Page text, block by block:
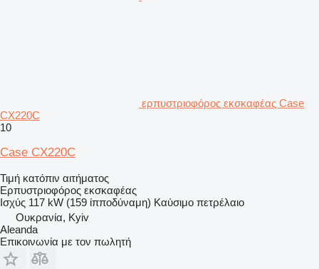
ερπυστριοφόρος εκσκαφέας Case
CX220C
10
Case CX220C
Τιμή κατόπιν αιτήματος
Ερπυστριοφόρος εκσκαφέας
Ισχύς 117 kW (159 ίπποδύναμη) Καύσιμο πετρέλαιο
Ουκρανία, Kyiv
Aleanda
Επικοινωνία με τον πωλητή